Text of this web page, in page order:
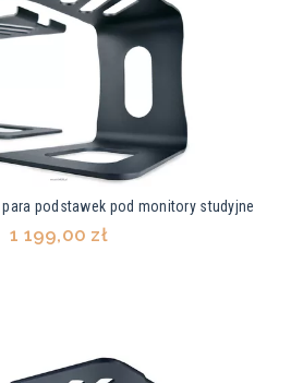
para podstawek pod monitory studyjne
1 199,00 zł